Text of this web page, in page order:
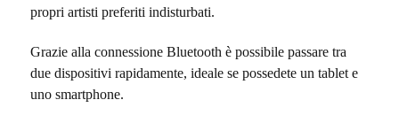
propri artisti preferiti indisturbati.
Grazie alla connessione Bluetooth è possibile passare tra
due dispositivi rapidamente, ideale se possedete un tablet e
uno smartphone.